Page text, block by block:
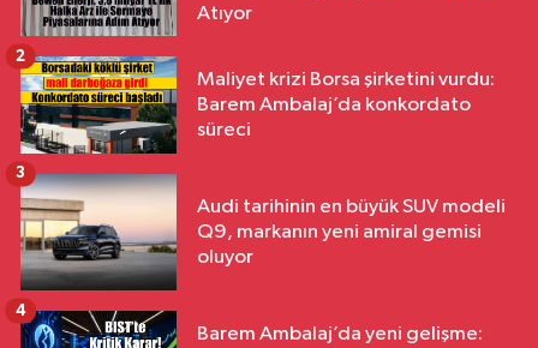
Atıyor
Maliyet krizi Borsa şirketini vurdu:
Barem Ambalaj’da konkordato
süreci
2
Audi tarihinin en büyük SUV modeli
Q9, markanın yeni amiral gemisi
oluyor
3
Barem Ambalaj’da yeni gelişme:
4